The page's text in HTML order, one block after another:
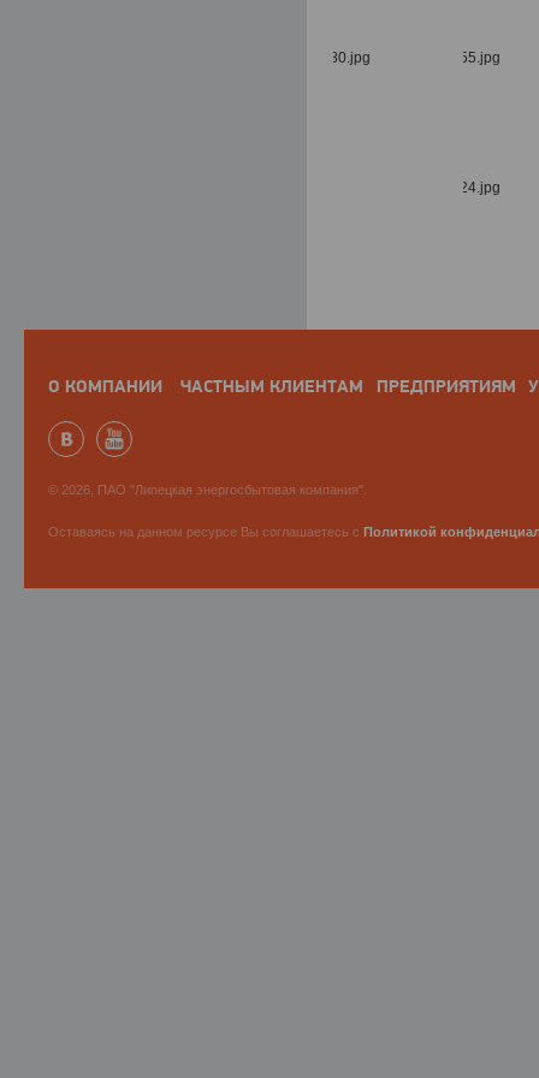
О КОМПАНИИ ЧАСТНЫМ КЛИЕНТАМ ПРЕДПРИЯТИЯМ
© 2026, ПАО "Липецкая энергосбытовая компания".
Оставаясь на данном ресурсе Вы соглашаетесь с Политикой